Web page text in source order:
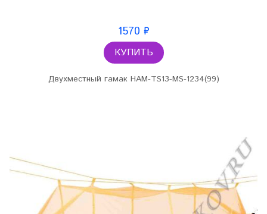
1570 ₽
КУПИТЬ
Двухместный гамак HAM-TS13-MS-1234(99)